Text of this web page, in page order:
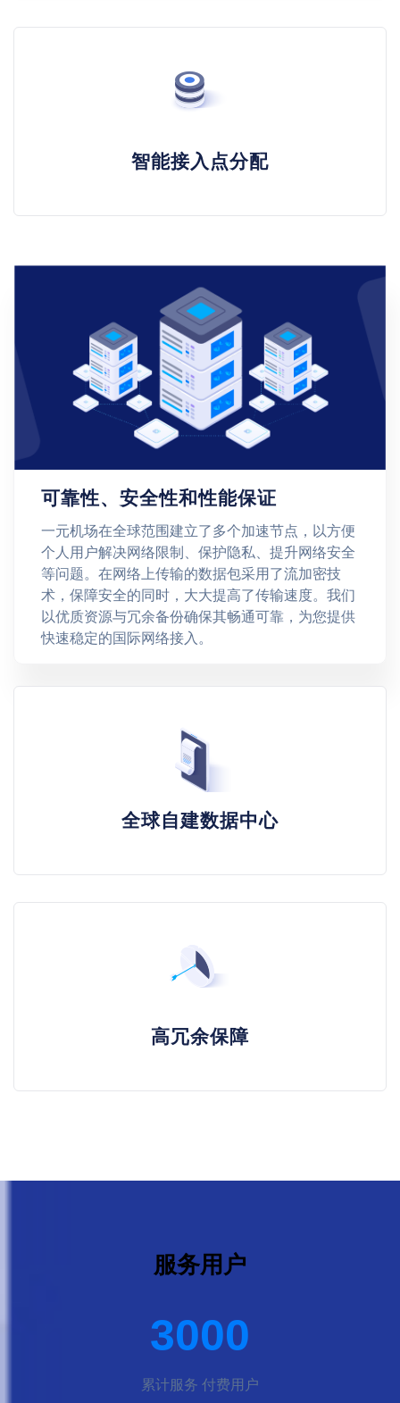
智能接入点分配
可靠性、安全性和性能保证
一元机场在全球范围建立了多个加速节点，以方便
个人用户解决网络限制、保护隐私、提升网络安全
等问题。在网络上传输的数据包采用了流加密技
术，保障安全的同时，大大提高了传输速度。我们
以优质资源与冗余备份确保其畅通可靠，为您提供
快速稳定的国际网络接入。
全球自建数据中心
高冗余保障
服务用户
3000
累计服务 付费用户